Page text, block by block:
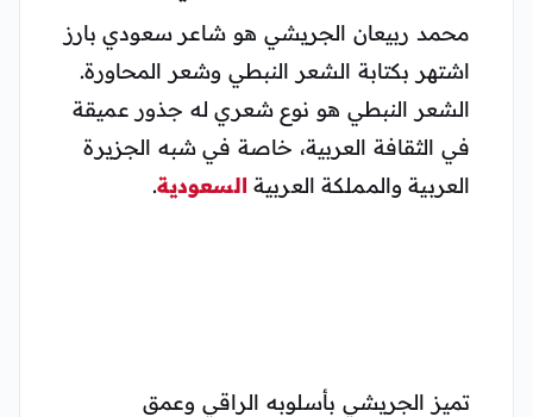
محمد ربيعان الجريشي هو شاعر سعودي بارز
اشتهر بكتابة الشعر النبطي وشعر المحاورة.
الشعر النبطي هو نوع شعري له جذور عميقة
في الثقافة العربية، خاصة في شبه الجزيرة
العربية والمملكة العربية السعودية.
تميز الجريشي بأسلوبه الراقي وعمق